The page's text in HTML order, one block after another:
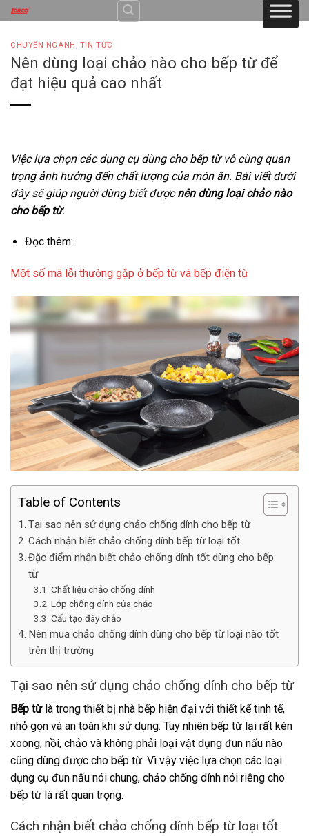
Skip
to
content
CHUYÊN NGÀNH , TIN TỨC
Nên dùng loại chảo nào cho bếp từ để
đạt hiệu quả cao nhất
Việc lựa chọn các dụng cụ dùng cho bếp từ vô cùng quan
trọng ảnh hưởng đến chất lượng của món ăn. Bài viết dưới
đây sẽ giúp người dùng biết đượcnên dùng loại chảo nào
cho bếp từ.
Đọc thêm:
Một số mã lỗi thường gặp ở bếp từ và bếp điện từ
Table of Contents
Tại sao nên sử dụng chảo chống dính cho bếp từ
Cách nhận biết chảo chống dính bếp từ loại tốt
Đặc điểm nhận biết chảo chống dính tốt dùng cho bếp
từ
Chất liệu chảo chống dính
Lớp chống dính của chảo
Cấu tạo đáy chảo
Nên mua chảo chống dính dùng cho bếp từ loại nào tốt
trên thị trường
Tại sao nên sử dụng chảo chống dính cho bếp từ
Bếp từlà trong thiết bị nhà bếp hiện đại với thiết kế tinh tế,
nhỏ gọn và an toàn khi sử dụng. Tuy nhiên bếp từ lại rất kén
xoong, nồi, chảo và không phải loại vật dụng đun nấu nào
cũng dùng được cho bếp từ. Vì vậy việc lựa chọn các loại
dụng cụ đun nấu nói chung, chảo chống dính nói riêng cho
bếp từ là rất quan trọng.
Cách nhận biết chảo chống dính bếp từ loại tốt